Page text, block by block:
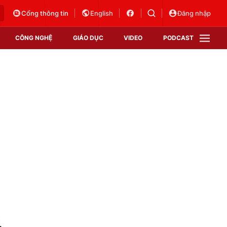
Cổng thông tin English Đăng nhập
CÔNG NGHỆ GIÁO DỤC VIDEO PODCAST